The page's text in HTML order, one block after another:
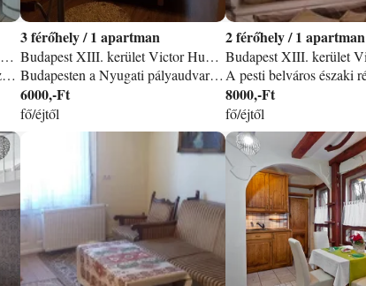
Budapest XIII. kerület Victor Hugo utca 25-27. apartman
Egyetlen éjszakától, hosszú tartozkodásig biztositjuk kényelmes elhelyezését apartmanjainkban. légkondicionáló. zárt parkoló
3 /1 apartman
Budapest XIII. kerület Victor Hugo utca 25-27 apartman
Budapesten a Nyugati pályaudvarhóz, a Westend bevásárló központhoz, a Margitszigethez, a Dunaparthoz, mégis nyugodt és biztonságos környezetben 24 órás portaszolgálattal várjuk kedves vendégeinket pici, de felszerelt stúdiónkban. Autóval érkező vendégeinknek a ház udvarán parkolás lehetséges.
6000,-Ft
fő/éjtől
2 /1 apartman
8000,-Ft
fő/éjtől